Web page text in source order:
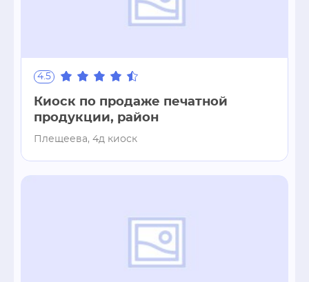
4.5
Киоск по продаже печатной
продукции, район
Плещеева, 4д киоск